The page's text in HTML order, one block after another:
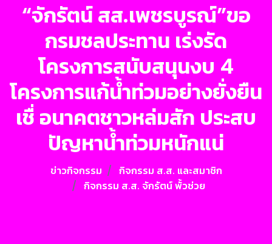
“จักรัตน์ สส.เพชรบูรณ์”ขอ
กรมชลประทาน เร่งรัด
โครงการสนับสนุนงบ 4
โครงการแก้น้ำท่วมอย่างยั่งยืน
เชื่ อนาคตชาวหล่มสัก ประสบ
ปัญหาน้ำท่วมหนักแน่
ข่าวกิจกรรม
กิจกรรม ส.ส. และสมาชิก
กิจกรรม ส.ส. จักรัตน์ พั้วช่วย